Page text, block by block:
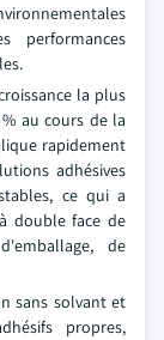
la plus
au cours de la
rapidement
adhésives
ce qui a
double face de
de
sans solvant et
propres,